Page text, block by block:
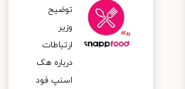
توضیح
وزیر
ارتباطات
درباره هک
اسنپ‌ فود